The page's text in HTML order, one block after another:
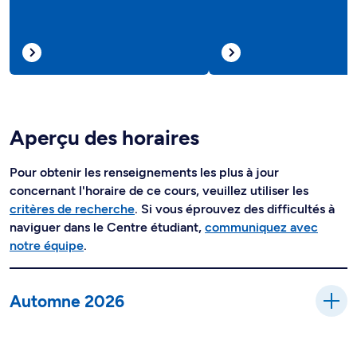
Aperçu des horaires
Pour obtenir les renseignements les plus à jour
concernant l'horaire de ce cours, veuillez utiliser les
critères de recherche. Si vous éprouvez des difficultés à
naviguer dans le Centre étudiant, communiquez avec
notre équipe.
Automne 2026